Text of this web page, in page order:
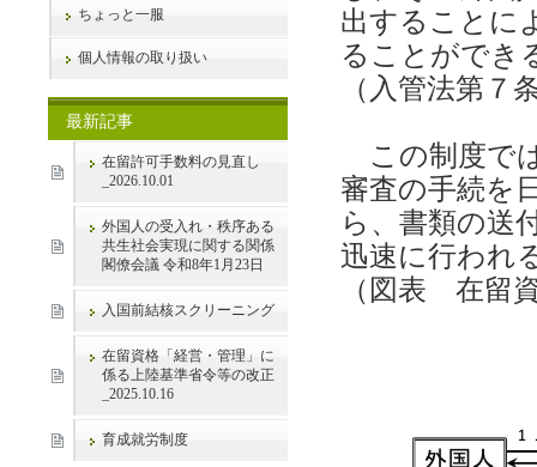
出することに
ることができ
（入管法第７
この制度で
審査の手続を
ら、書類の送
迅速に行われ
（図表 在留
ちょっと一服
個人情報の取り扱い
最新記事
在留許可手数料の見直し
_2026.10.01
外国人の受入れ・秩序ある
共生社会実現に関する関係
閣僚会議 令和8年1月23日
入国前結核スクリーニング
在留資格「経営・管理」に
係る上陸基準省令等の改正
_2025.10.16
育成就労制度